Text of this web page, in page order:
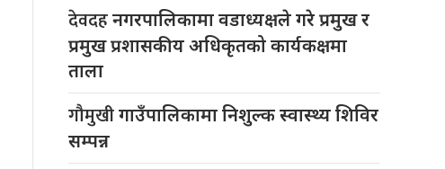
देवदहनगरपालिकामा वडाध्यक्षले गरे प्रमुख र
प्रमुख प्रशासकीय अधिकृतको कार्यकक्षमा
ताला
गौमुखीगाउँपालिकामा निशुल्क स्वास्थ्य शिविर
सम्पन्न